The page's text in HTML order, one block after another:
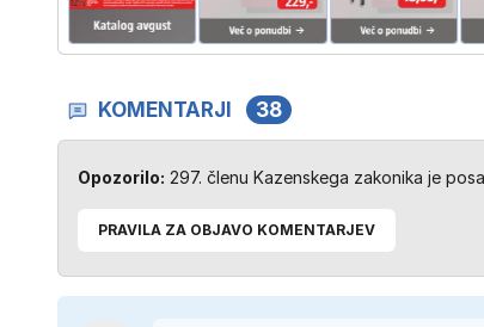
KOMENTARJI 38
Opozorilo: 297. členu Kazenskega zakonika je
PRAVILA ZA OBJAVO KOMENTARJEV